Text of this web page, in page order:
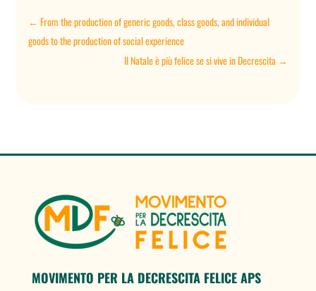
←From the production of generic goods, class goods, and individual
goods to the production of social experience
Il Natale è più felice se si vive in Decrescita →
MOVIMENTO PER LA DECRESCITA FELICE APS